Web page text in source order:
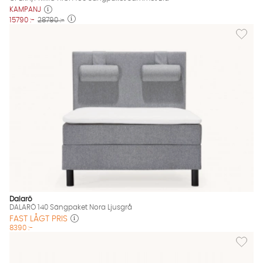
KAMPANJ
15790 :- 28790 :-
Lägg
Dalarö
DALARÖ 140 Sängpaket Nora Ljusgrå
FAST LÅGT PRIS
8390 :-
Lägg